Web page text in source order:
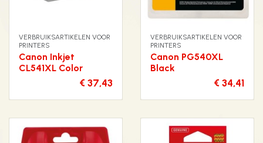
VERBRUIKSARTIKELEN VOOR
PRINTERS
Canon Inkjet
CL541XL Color
€ 37,43
VERBRUIKSARTIKELEN VOOR
PRINTERS
Canon PG540XL
Black
€ 34,41